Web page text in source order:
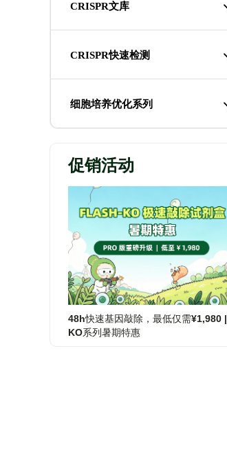
CRISPR文库
CRISPR快速检测
细胞培养优化系列
促销活动
48h快速基因敲除，最低仅需¥1,980 |
KO系列暑期特惠